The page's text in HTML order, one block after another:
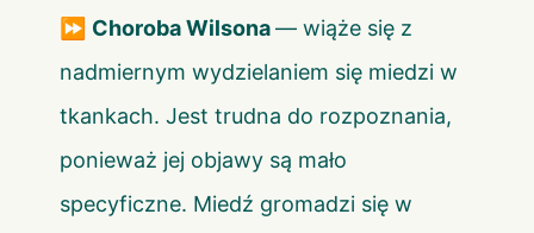
⏩ Choroba Wilsona— wiąże się z
nadmiernym wydzielaniem się miedzi w
tkankach. Jest trudna do rozpoznania,
ponieważ jej objawy są mało
specyficzne. Miedź gromadzi się w